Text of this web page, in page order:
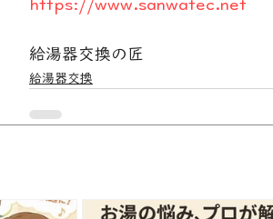
https://www.sanwatec.net
給湯器交換の匠
給湯器交換